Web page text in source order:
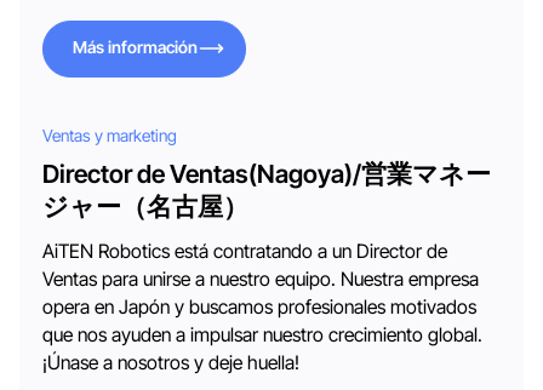
Más información
Ventas y marketing
Director de Ventas(Nagoya)/営業マネー
ジャー（名古屋）
AiTEN Robotics está contratando a un Director de
Ventas para unirse a nuestro equipo. Nuestra empresa
opera en Japón y buscamos profesionales motivados
que nos ayuden a impulsar nuestro crecimiento global.
¡Únase a nosotros y deje huella!